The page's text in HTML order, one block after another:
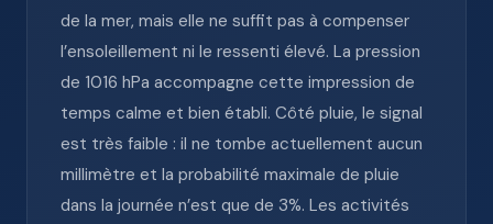
de la mer, mais elle ne suffit pas à compenser
l’ensoleillement ni le ressenti élevé. La pression
de 1016 hPa accompagne cette impression de
temps calme et bien établi. Côté pluie, le signal
est très faible : il ne tombe actuellement aucun
millimètre et la probabilité maximale de pluie
dans la journée n’est que de 3%. Les activités